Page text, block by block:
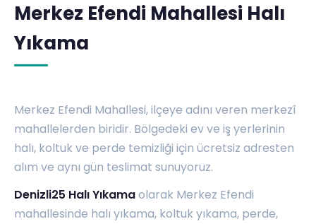
Merkez Efendi Mahallesi Halı
Yıkama
Merkez Efendi Mahallesi, ilçeye adını veren merkezî
mahallelerden biridir. Bölgedeki ev ve iş yerlerinin
halı, koltuk ve perde temizliği için ücretsiz adresten
alım ve aynı gün teslimat sunuyoruz.
Denizli25 Halı Yıkamaolarak Merkez Efendi
mahallesinde halı yıkama, koltuk yıkama, perde,